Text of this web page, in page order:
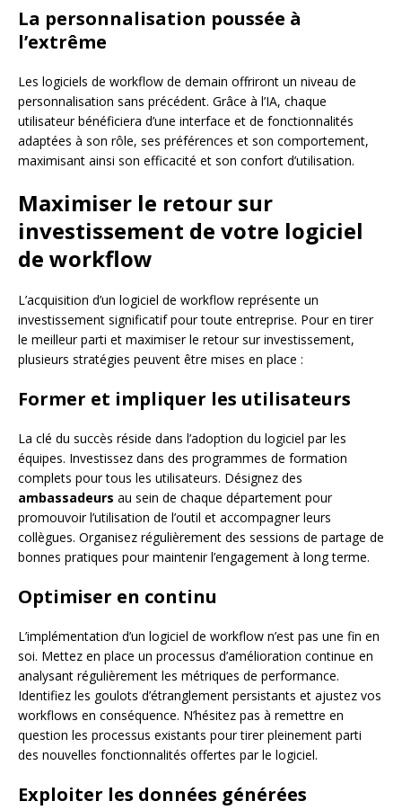
La personnalisation poussée à
l’extrême
Les logiciels de workflow de demain offriront un niveau de
personnalisation sans précédent. Grâce à l’IA, chaque
utilisateur bénéficiera d’une interface et de fonctionnalités
adaptées à son rôle, ses préférences et son comportement,
maximisant ainsi son efficacité et son confort d’utilisation.
Maximiser le retour sur
investissement de votre logiciel
de workflow
L’acquisition d’un logiciel de workflow représente un
investissement significatif pour toute entreprise. Pour en tirer
le meilleur parti et maximiser le retour sur investissement,
plusieurs stratégies peuvent être mises en place :
Former et impliquer les utilisateurs
La clé du succès réside dans l’adoption du logiciel par les
équipes. Investissez dans des programmes de formation
complets pour tous les utilisateurs. Désignez des
ambassadeurs au sein de chaque département pour
promouvoir l’utilisation de l’outil et accompagner leurs
collègues. Organisez régulièrement des sessions de partage de
bonnes pratiques pour maintenir l’engagement à long terme.
Optimiser en continu
L’implémentation d’un logiciel de workflow n’est pas une fin en
soi. Mettez en place un processus d’amélioration continue en
analysant régulièrement les métriques de performance.
Identifiez les goulots d’étranglement persistants et ajustez vos
workflows en conséquence. N’hésitez pas à remettre en
question les processus existants pour tirer pleinement parti
des nouvelles fonctionnalités offertes par le logiciel.
Exploiter les données générées